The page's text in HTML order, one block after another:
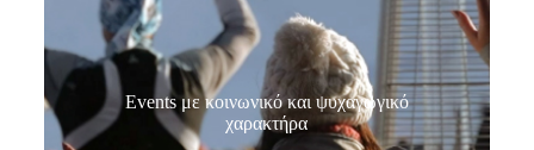
Events με κοινωνικό και ψυχαγωγικό
χαρακτήρα​